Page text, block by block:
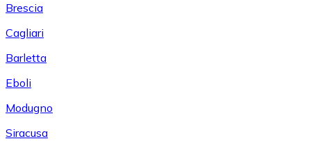
Brescia
Cagliari
Barletta
Eboli
Modugno
Siracusa